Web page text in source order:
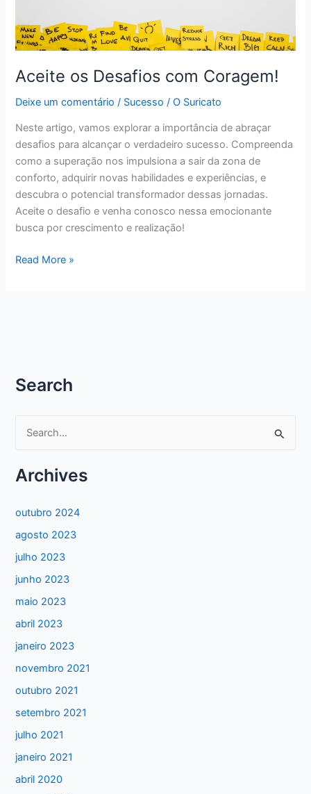
Aceite os Desafios com Coragem!
Deixe um comentário / Sucesso /O Suricato
Neste artigo, vamos explorar a importância de abraçar
desafios para alcançar o verdadeiro sucesso. Compreenda
como a superação nos impulsiona a sair da zona de
conforto, adquirir novas habilidades e experiências, e
descubra o potencial transformador dessas jornadas.
Aceite o desafio e venha conosco nessa emocionante
busca por crescimento e realização!
Aceite
Read More »
Search
q
a
r
p
o
r
:
Archives
outubro 2024
agosto 2023
julho 2023
junho 2023
maio 2023
abril 2023
janeiro 2023
novembro 2021
outubro 2021
setembro 2021
julho 2021
janeiro 2021
abril 2020